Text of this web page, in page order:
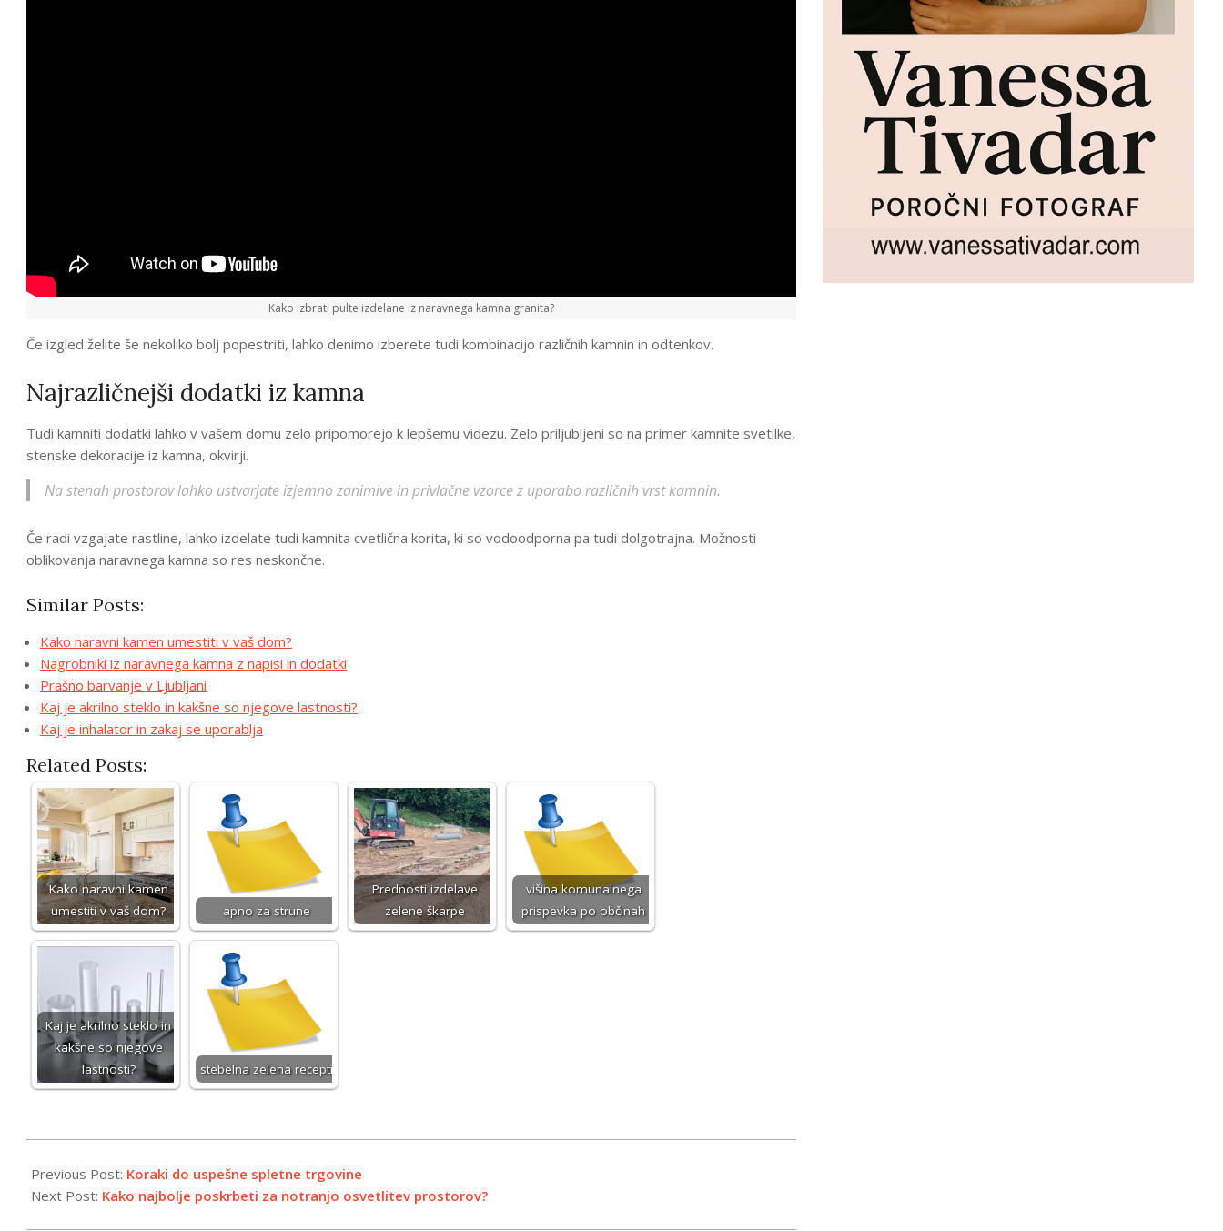
Kako izbrati pulte izdelane iz naravnega kamna granita?
Če izgled želite še nekoliko bolj popestriti, lahko denimo izberete tudi kombinacijo različnih kamnin in odtenkov.
Najrazličnejši dodatki iz kamna
Tudi kamniti dodatki lahko v vašem domu zelo pripomorejo k lepšemu videzu. Zelo priljubljeni so na primer kamnite svetilke,
stenske dekoracije iz kamna, okvirji.
Na stenah prostorov lahko ustvarjate izjemno zanimive in privlačne vzorce z uporabo različnih vrst kamnin.
Če radi vzgajate rastline, lahko izdelate tudi kamnita cvetlična korita, ki so vodoodporna pa tudi dolgotrajna. Možnosti
oblikovanja naravnega kamna so res neskončne.
Similar Posts:
Kako naravni kamen umestiti v vaš dom?
Nagrobniki iz naravnega kamna z napisi in dodatki
Prašno barvanje v Ljubljani
Kaj je akrilno steklo in kakšne so njegove lastnosti?
Kaj je inhalator in zakaj se uporablja
Related Posts:
Kako naravni kamen
umestiti v vaš dom?
apno za strune
Prednosti izdelave
zelene škarpe
višina komunalnega
prispevka po občinah
Kaj je akrilno steklo in
kakšne so njegove
lastnosti?
stebelna zelena recepti
11-
08
Previous Post: Koraki do uspešne spletne trgovine
Next Post: Kako najbolje poskrbeti za notranjo osvetlitev prostorov?